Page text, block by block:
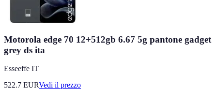
Motorola edge 70 12+512gb 6.67 5g pantone gadget
grey ds ita
Esseeffe IT
522.7 EURVedi il prezzo